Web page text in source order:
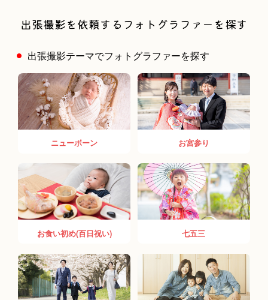
出張撮影を依頼するフォトグラファーを探す
出張撮影テーマでフォトグラファーを探す
ニューボーン お宮参り
お食い初め(百日祝い) 七五三
青木健人
松本大樹